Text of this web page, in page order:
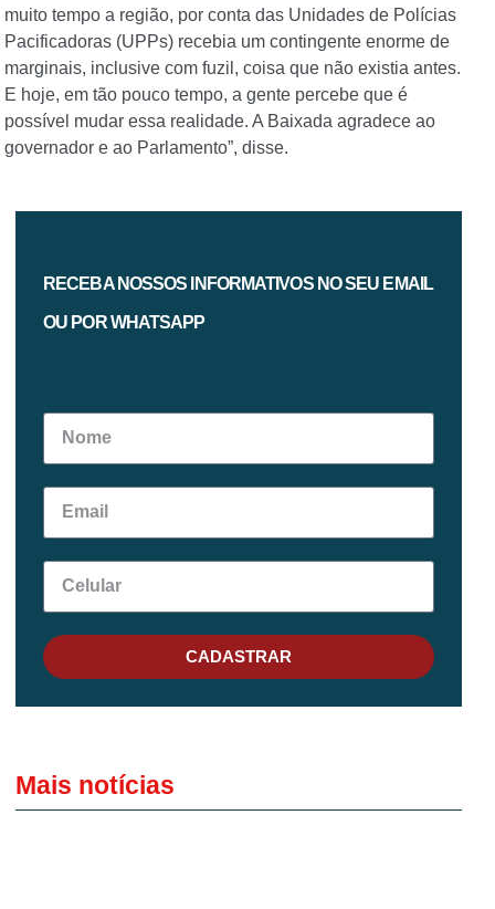
muito tempo a região, por conta das Unidades de Polícias
Pacificadoras (UPPs) recebia um contingente enorme de
marginais, inclusive com fuzil, coisa que não existia antes.
E hoje, em tão pouco tempo, a gente percebe que é
possível mudar essa realidade. A Baixada agradece ao
governador e ao Parlamento”, disse.
RECEBA NOSSOS INFORMATIVOS NO SEU EMAIL
OU POR WHATSAPP
CADASTRAR
Mais notícias